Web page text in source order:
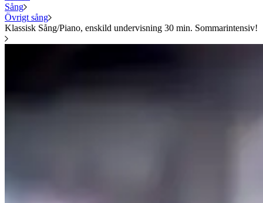
Sång
Övrigt sång
Klassisk Sång/Piano, enskild undervisning 30 min. Sommarintensiv!